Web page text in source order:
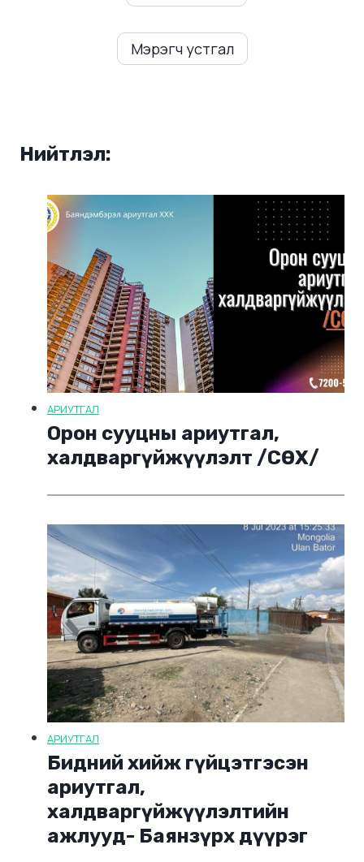
Мэрэгч устгал
Нийтлэл:
АРИУТГАЛ
Орон сууцны ариутгал,
халдваргүйжүүлэлт /СӨХ/
АРИУТГАЛ
Бидний хийж гүйцэтгэсэн
ариутгал,
халдваргүйжүүлэлтийн
ажлууд- Баянзүрх дүүрэг